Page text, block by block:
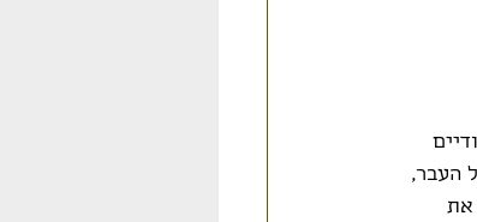
העבר,
את